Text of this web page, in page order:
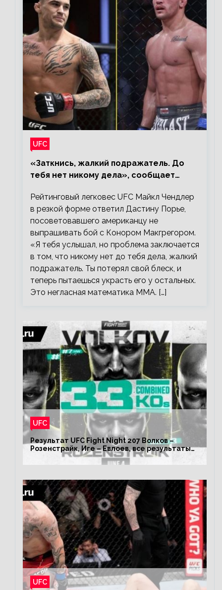
UFC
«Заткнись, жалкий подражатель. До
тебя нет никому дела», сообщает
Рейтинговый легковес UFC Майкл Чендлер
в резкой форме ответил Дастину Порье,
посоветовавшего американцу не
выпрашивать бой с Конором Макгрегором.
«Я тебя услышал, но проблема заключается
в том, что никому нет до тебя дела, жалкий
подражатель. Ты потерял свой блеск, и
теперь пытаешься украсть его у остальных.
Это негласная математика ММА. […]
UFC
Результат UFC Fight Night 207 Волков –
Розенстрайк, Иге – Евлоев, все результаты
турнира ЮФС ФН 207
UFC